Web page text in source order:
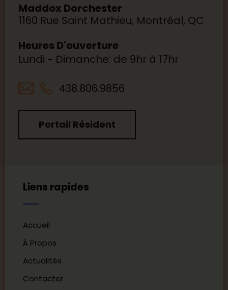
Maddox Dorchester
1160 Rue Saint Mathieu, Montréal, QC
Heures D'ouverture
Lundi - Dimanche: de 9hr à 17hr
438.806.9856
Portail Résident
Liens rapides
Accueil
À Propos
Actualités
Contacter